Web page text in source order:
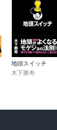
地頭スイッチ
木下勝寿